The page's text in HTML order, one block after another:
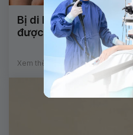
Bị di lệch xương sau
được không?
Xem thêm